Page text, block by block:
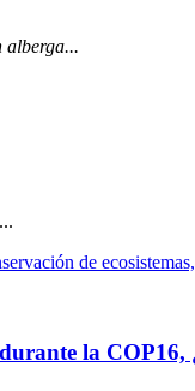
alberga...
la COP16,